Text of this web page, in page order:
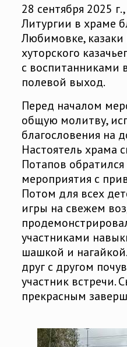
28 сентября 2025
Литургии в храме
Любимовке, казаки
хуторского
с воспитанниками
полевой выход.
Перед началом
общую молитву,
благословения на
Настоятель храма
Потапов
мероприятия с
Потом для всех
игры на свежем
участниками
шашкой и
друг с другом
участник встречи.
прекрасным